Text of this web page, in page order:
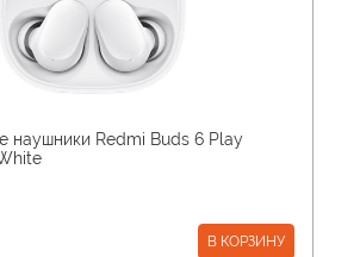
наушники Redmi Buds 6 Play
В КОРЗИНУ